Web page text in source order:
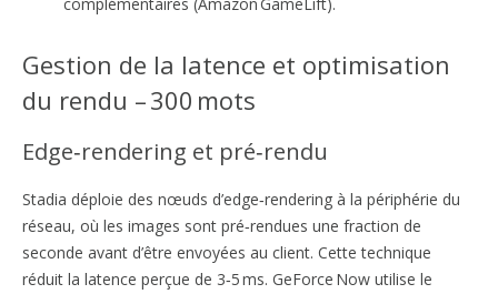
Gestion de la latence et optimisation
du rendu – 300 mots
Edge‑rendering et pré‑rendu
Stadia déploie des nœuds d’edge‑rendering à la périphérie du
réseau, où les images sont pré‑rendues une fraction de
seconde avant d’être envoyées au client. Cette technique
réduit la latence perçue de 3‑5 ms. GeForce Now utilise le